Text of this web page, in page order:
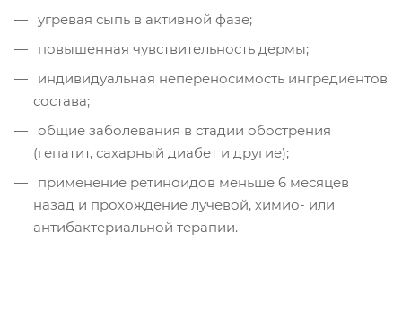
угревая сыпь в активной фазе;
повышенная чувствительность дермы;
индивидуальная непереносимость ингредиентов
состава;
общие заболевания в стадии обострения
(гепатит, сахарный диабет и другие);
применение ретиноидов меньше 6 месяцев
назад и прохождение лучевой, химио- или
антибактериальной терапии.